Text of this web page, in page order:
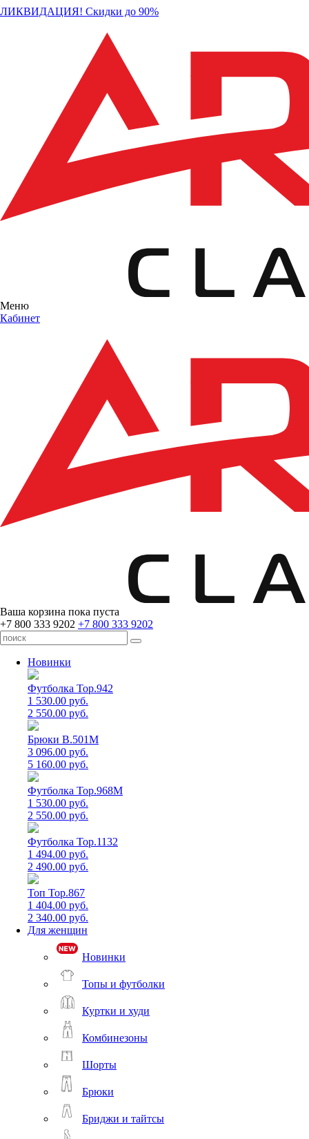
ЛИКВИДАЦИЯ! Скидки до 90%
Меню
Кабинет
Ваша корзина пока пуста
+7 800 333 9202 +7 800 333 9202
Новинки
Футболка Top.942
1 530.00 руб.
2 550.00 руб.
Брюки B.501M
3 096.00 руб.
5 160.00 руб.
Футболка Top.968M
1 530.00 руб.
2 550.00 руб.
Футболка Top.1132
1 494.00 руб.
2 490.00 руб.
Топ Top.867
1 404.00 руб.
2 340.00 руб.
Для женщин
Новинки
Топы и футболки
Куртки и худи
Комбинезоны
Шорты
Брюки
Бриджи и тайтсы